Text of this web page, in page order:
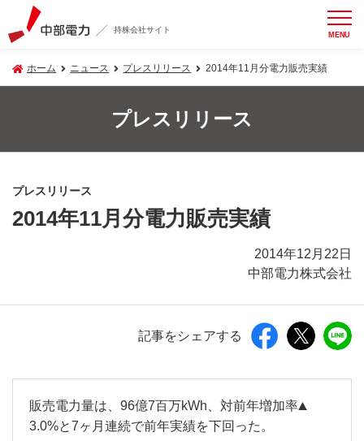
持株会社サイト MENU
ホーム ニュース プレスリリース 2014年11月分電力販売実績
プレスリリース
プレスリリース
2014年11月分電力販売実績
2014年12月22日
中部電力株式会社
記事をシェアする
販売電力量は、96億7百万kWh、対前年増加率
3.0%と7ヶ月連続で前年実績を下回った。